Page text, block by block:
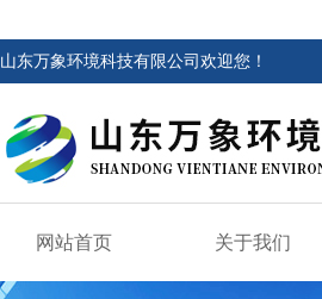
山东万象环境科技有限公司欢迎您！
网站首页 关于我们